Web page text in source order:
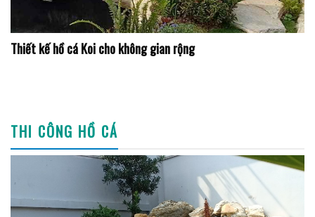
Thiết kế hồ cá Koi cho không gian rộng
THI CÔNG HỒ CÁ